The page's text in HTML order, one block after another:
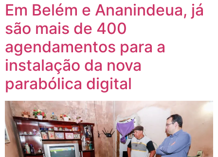
Em Belém e Ananindeua, já
são mais de 400
agendamentos para a
instalação da nova
parabólica digital